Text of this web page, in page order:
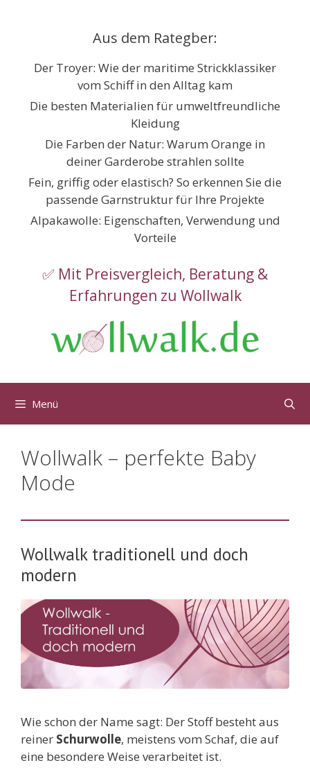
Aus dem Rategber:
Der Troyer: Wie der maritime Strickklassiker
vom Schiff in den Alltag kam
Die besten Materialien für umweltfreundliche
Kleidung
Die Farben der Natur: Warum Orange in
deiner Garderobe strahlen sollte
Fein, griffig oder elastisch? So erkennen Sie die
passende Garnstruktur für Ihre Projekte
Alpakawolle: Eigenschaften, Verwendung und
Vorteile
✅ Mit Preisvergleich, Beratung &
Erfahrungen zu Wollwalk
Menü
Wollwalk – perfekte Baby
Mode
Wollwalk traditionell und doch
modern
Wie schon der Name sagt: Der Stoff besteht aus
reiner Schurwolle, meistens vom Schaf, die auf
eine besondere Weise verarbeitet ist.